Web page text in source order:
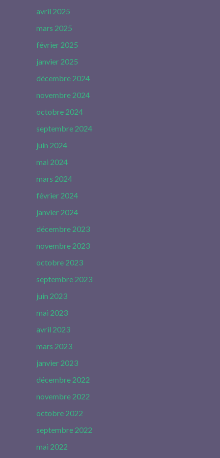
avril 2025
mars 2025
février 2025
janvier 2025
décembre 2024
novembre 2024
octobre 2024
septembre 2024
juin 2024
mai 2024
mars 2024
février 2024
janvier 2024
décembre 2023
novembre 2023
octobre 2023
septembre 2023
juin 2023
mai 2023
avril 2023
mars 2023
janvier 2023
décembre 2022
novembre 2022
octobre 2022
septembre 2022
mai 2022